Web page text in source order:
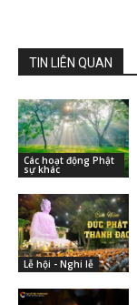
TIN LIÊN QUAN
Các hoạt động Phật
sự khác
Lễ hội - Nghi lễ